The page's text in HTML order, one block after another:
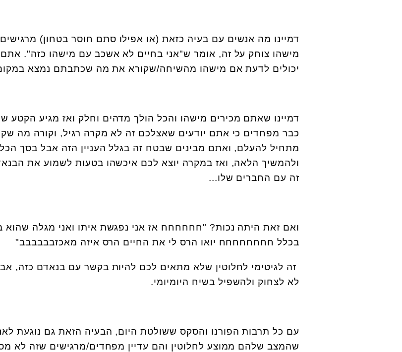
דמיינו מה אנשים עם בעיה כזאת (או אפילו סתם חוסר בטחון)
מישהו צוחק על זה, אומר ש"אני בחיים לא אשכב עם מישהו כזה". אתם
יכולים לדעת אם מישהו מהשיחה/שקורא את מה שכתבתם נמצא
דמיינו שאתם מכירים מישהו והכל הולך מדהים וחלק ואז מגיע הקטע
כבר מפחדים כי אתם יודעים שאצלכם זה לא מקרה רגיל, וקורה מה
מתחיל להעלם, ואתם מבינים שבטח זה בגלל העניין הזה אבל בסך
ולהמשיך הלאה, ואז במקרה יוצא לכם איכשהו בטעות לשמוע את
זה עם החברים שלו...
ואם זאת היתה נכות? "חחחחחח אז אני נפגשת איתו ואני מגלה שהוא
בכלל חחחחחחחח יואו הרס לי את החיים הרס איזה מאכזבבבבבב"
זה לגיטימי לחלוטין שלא מתאים לכם להיות בקשר עם בנאדם כזה,
לא לצחוק ולהשפיל בשיח היומיומי.
עם כל תרבות הפורנו והסקס ששולטת היום, הבעיה הזאת גם נוגעת
שהמצב שלהם ממוצע לחלוטין והם עדיין מפחדים/מרגישים שזה לא